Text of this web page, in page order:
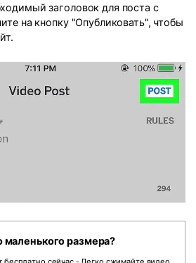
заголовок для поста с
на кнопку "Опубликовать", чтобы
маленького размера?